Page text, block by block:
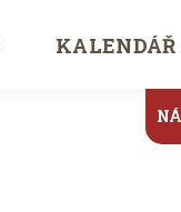
KALENDÁŘ